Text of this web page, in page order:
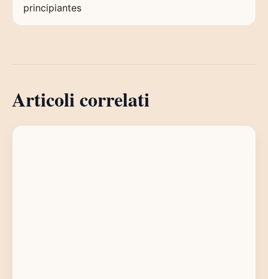
principiantes
Articoli correlati